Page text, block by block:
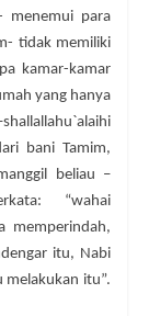
menemui para
tidak memiliki
kamar-kamar
yang hanya
bani Tamim,
beliau –
“wahai
memperindah,
itu, Nabi
melakukan itu”.